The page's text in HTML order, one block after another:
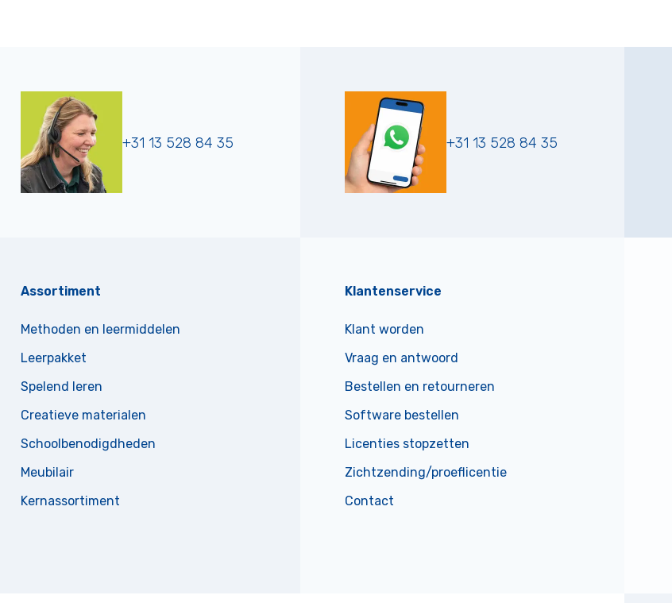
+31 13 528 84 35 +31 13 528 84 35
Assortiment
Methoden en leermiddelen
Leerpakket
Spelend leren
Creatieve materialen
Schoolbenodigdheden
Meubilair
Kernassortiment
Klantenservice
Klant worden
Vraag en antwoord
Bestellen en retourneren
Software bestellen
Licenties stopzetten
Zichtzending/proeflicentie
Contact